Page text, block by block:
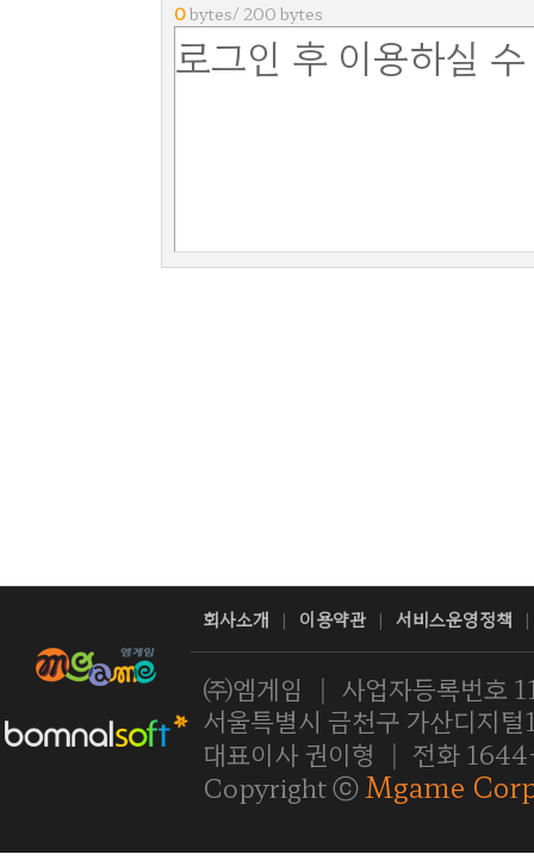
0bytes/ 200 bytes
회사소개 | 이용약관 | 서비스운영정책 |
㈜엠게임 | 사업자등록번호
서울특별시 금천구 가산디지
대표이사 권이형 | 전화
Copyright ⓒMgame